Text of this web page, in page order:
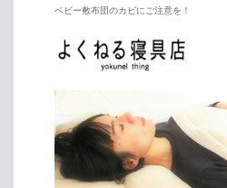
ベビー敷布団のカビにご注意を！